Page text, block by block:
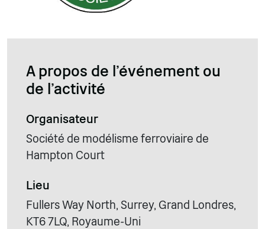
A propos de l'événement ou
de l'activité
Organisateur
Société de modélisme ferroviaire de
Hampton Court
Lieu
Fullers Way North, Surrey, Grand Londres,
KT6 7LQ, Royaume-Uni